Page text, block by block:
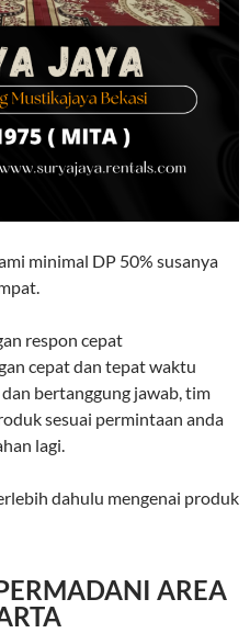
minimal DP 50% susanya
respon cepat
cepat dan tepat waktu
bertanggung jawab, tim
sesuai permintaan anda
lagi.
dahulu mengenai produk
AREA